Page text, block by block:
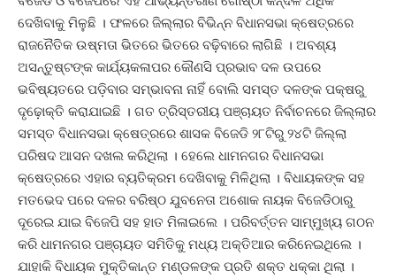
ଦେଖିବାକୁ ମିଳୁଛି । ଫଳରେ ଜିଲ୍ଲାର ବିଭିନ୍ନ ବିଧାନସଭା କ୍ଷେତ୍ରରେ
ରାଜନୈତିକ ଉଷ୍ମତା ଭିତରେ ଭିତରେ ବଢ଼ିବାରେ ଲାଗିଛି । ଅବଶ୍ୟ
ଅସନ୍ତୁଷ୍ଟଙ୍କ କାର୍ଯ୍ୟକଳାପର କୌଣସି ପ୍ରଭାବ ଦଳ ଉପରେ
ଭବିଷ୍ୟତରେ ପଡ଼ିବାର ସମ୍ଭାବନା ନାହିଁ ବୋଲି ସମସ୍ତ ଦଳଙ୍କ ପକ୍ଷରୁ
ଦୃଢ଼ୋକ୍ତି କରାଯାଇଛି । ଗତ ତ୍ରିସ୍ତରୀୟ ପଞ୍ଚାୟତ ନିର୍ବାଚନରେ ଜିଲ୍ଲାର
ସମସ୍ତ ବିଧାନସଭା କ୍ଷେତ୍ରରେ ଶାସକ ବିଜେଡି ୨୮ଟିରୁ ୨୪ଟି ଜିଲ୍ଲା
ପରିଷଦ ଆସନ ଦଖଲ କରିଥିଲା । ହେଲେ ଧାମନଗର ବିଧାନସଭା
କ୍ଷେତ୍ରରେ ଏହାର ବ୍ୟତିକ୍ରମ ଦେଖିବାକୁ ମିଳିଥିଲା । ବିଧାୟକଙ୍କ ସହ
ମତଭେଦ ପରେ ଦଳର ବରିଷ୍ଠ ଯୁବନେତା ଅଶୋକ ନାୟକ ବିଜେଡିଠାରୁ
ଦୂରେଇ ଯାଇ ବିଜେପି ସହ ହାତ ମିଳାଇଲେ । ପରିବର୍ତ୍ତନ ସାମ୍ମୁଖ୍ୟ ଗଠନ
କରି ଧାମନଗର ପଞ୍ଚାୟତ ସମିତିକୁ ମଧ୍ୟ ଅକ୍ତିଆର କରିନେଇଥିଲେ ।
ଯାହାକି ବିଧାୟକ ମୁକ୍ତିକାନ୍ତ ମଣ୍ଡଳଙ୍କ ପ୍ରତି ଶକ୍ତ ଧକ୍କା ଥିଲା ।